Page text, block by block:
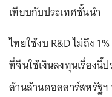
เทียบกับประเทศชั้นนำ
ไทยใช้งบ R&D ไม่ถึง
ที่จีนใช้เงินลงทุนเรื่องนี้
ล้านล้านดอลลาร์สหรัฐฯ